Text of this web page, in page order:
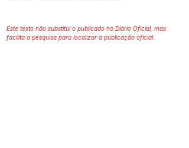
Este texto não substitui o publicado no Diário Oficial, mas
facilita a pesquisa para localizar a publicação oficial.